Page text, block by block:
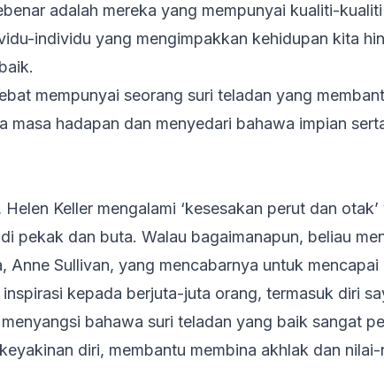
adalah mereka yang mempunyai kualiti-
individu yang mengimpakkan kehidupan kita
mempunyai seorang suri teladan yang
masa hadapan dan menyedari bahawa impian
Keller mengalami ‘kesesakan perut dan otak’
pekak dan buta. Walau bagaimanapun, beliau
Anne Sullivan, yang mencabarnya untuk mencapai
kepada berjuta-juta orang, termasuk diri
bahawa suri teladan yang baik sangat
diri, membantu membina akhlak dan